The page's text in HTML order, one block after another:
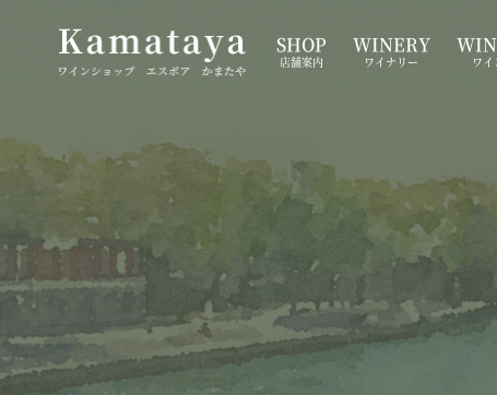
SHOP
店舗案内
WINERY
ワイナリー ワイ